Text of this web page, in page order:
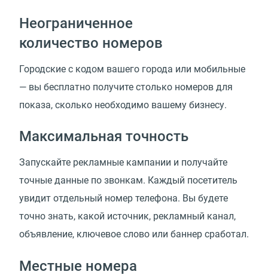
Неограниченное
количество номеров
Городские с кодом вашего города или мобильные
— вы бесплатно получите столько номеров для
показа, сколько необходимо вашему бизнесу.
Максимальная точность
Запускайте рекламные кампании и получайте
точные данные по звонкам. Каждый посетитель
увидит отдельный номер телефона. Вы будете
точно знать, какой источник, рекламный канал,
объявление, ключевое слово или баннер сработал.
Местные номера